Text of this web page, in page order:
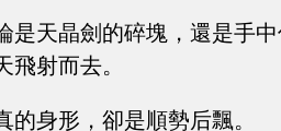
是天晶劍的碎塊，還是手
飛射而去。
的身形，卻是順勢后飄。